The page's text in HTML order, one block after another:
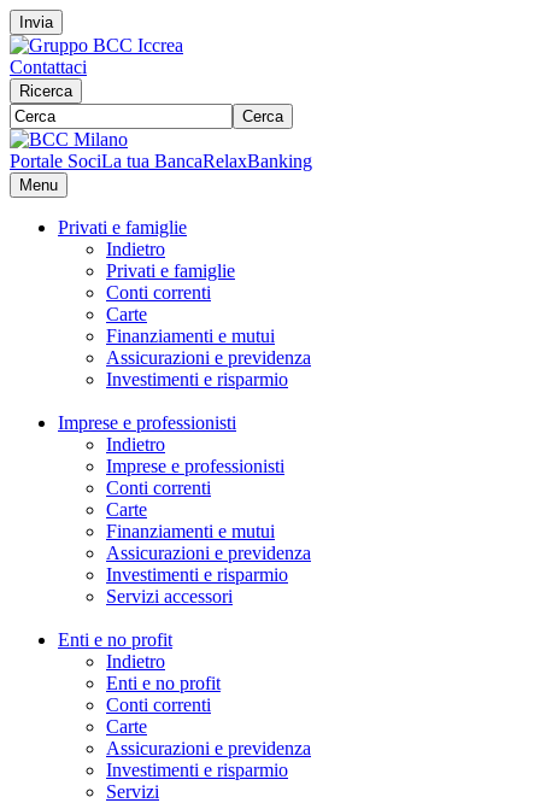
Invia
Contattaci
Ricerca
Cerca
Portale SociLa tua BancaRelaxBanking
Menu
Privati e famiglie
Indietro
Privati e famiglie
Conti correnti
Carte
Finanziamenti e mutui
Assicurazioni e previdenza
Investimenti e risparmio
Imprese e professionisti
Indietro
Imprese e professionisti
Conti correnti
Carte
Finanziamenti e mutui
Assicurazioni e previdenza
Investimenti e risparmio
Servizi accessori
Enti e no profit
Indietro
Enti e no profit
Conti correnti
Carte
Assicurazioni e previdenza
Investimenti e risparmio
Servizi